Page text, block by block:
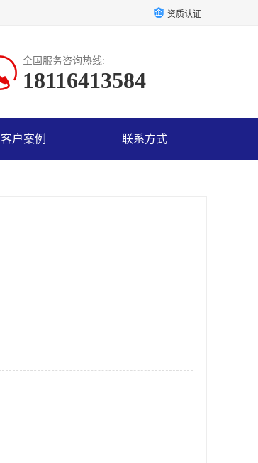
资质认证
全国服务咨询热线:
18116413584
客户案例 联系方式